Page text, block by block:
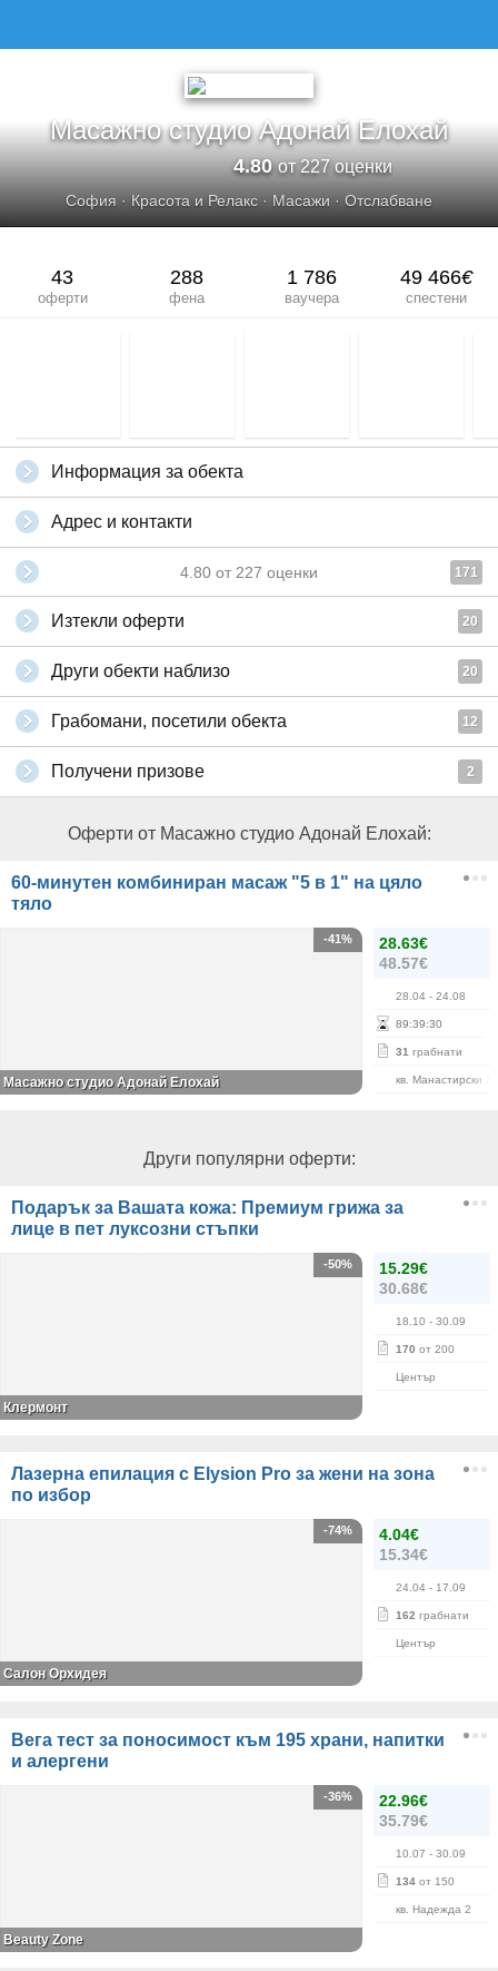
Масажно студио Адонай Елохай
4.80от 227 оценки
София · Красота и Релакс · Масажи · Отслабване
43
оферти
288
фена
1 786
ваучера
49 466€
спестени
Информация за обекта
Адрес и контакти
4.80 от 227 оценки 171
Изтекли оферти 20
Други обекти наблизо 20
Грабомани, посетили обекта 12
Получени призове 2
Оферти от Масажно студио Адонай Елохай:
60-минутен комбиниран масаж "5 в 1" на цяло
тяло
28.63€
48.57€
28.04 - 24.08
89:39:29
31 грабнати
кв. Манастирски
-41%
Масажно студио Адонай Елохай
Други популярни оферти:
Подарък за Вашата кожа: Премиум грижа за
лице в пет луксозни стъпки
15.29€
30.68€
18.10 - 30.09
170 от 200
Център
-50%
Клермонт
Лазерна епилация с Elysion Pro за жени на зона
по избор
4.04€
15.34€
24.04 - 17.09
162 грабнати
Център
-74%
Салон Орхидея
Вега тест за поносимост към 195 храни, напитки
и алергени
22.96€
35.79€
10.07 - 30.09
134 от 150
кв. Надежда 2
-36%
Beauty Zone